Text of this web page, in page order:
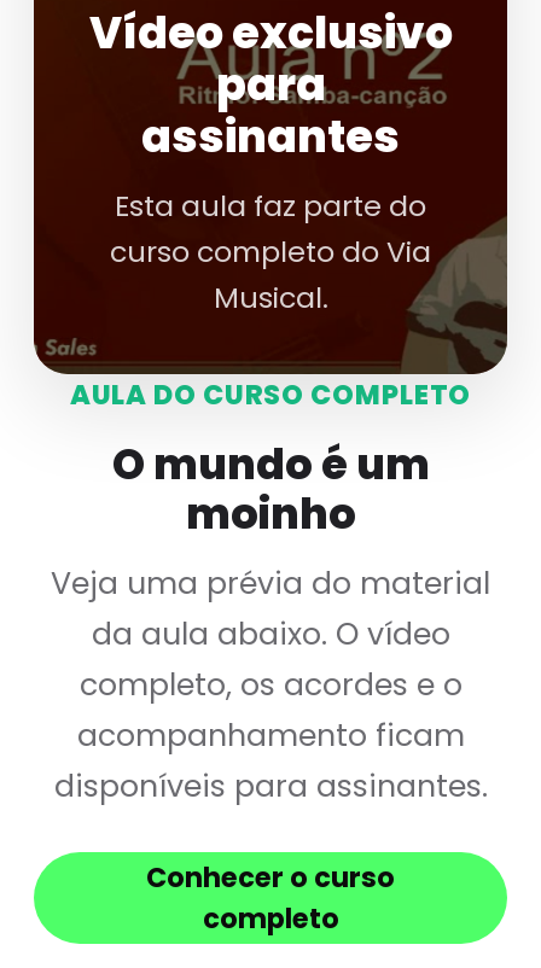
Vídeo exclusivo
para
assinantes
Esta aula faz parte do
curso completo do Via
Musical.
AULA DO CURSO COMPLETO
O mundo é um
moinho
Veja uma prévia do material
da aula abaixo. O vídeo
completo, os acordes e o
acompanhamento ficam
disponíveis para assinantes.
Conhecer o curso
completo